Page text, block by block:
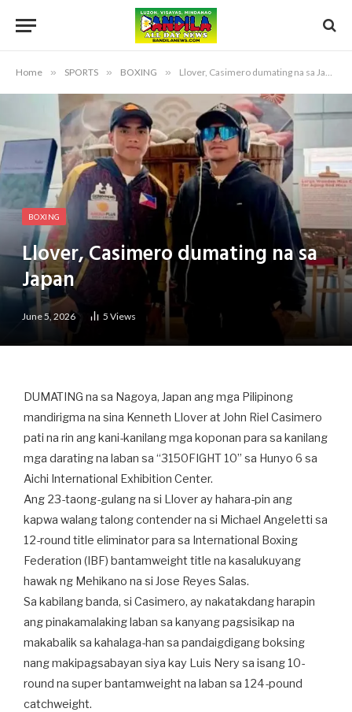
Home » SPORTS » BOXING » Llover, Casimero dumating na sa Japan
BOXING
Llover, Casimero dumating na sa
Japan
June 5, 2026 5 Views
DUMATING na sa Nagoya, Japan ang mga Pilipinong
mandirigma na sina Kenneth Llover at John Riel Casimero
pati na rin ang kani-kanilang mga koponan para sa kanilang
mga darating na laban sa “3150FIGHT 10” sa Hunyo 6 sa
Aichi International Exhibition Center.
Ang 23-taong-gulang na si Llover ay hahara-pin ang
kapwa walang talong contender na si Michael Angeletti sa
12-round title eliminator para sa International Boxing
Federation (IBF) bantamweight title na kasalukuyang
hawak ng Mehikano na si Jose Reyes Salas.
Sa kabilang banda, si Casimero, ay nakatakdang harapin
ang pinakamalaking laban sa kanyang pagsisikap na
makabalik sa kahalaga-han sa pandaigdigang boksing
nang makipagsabayan siya kay Luis Nery sa isang 10-
round na super bantamweight na laban sa 124-pound
catchweight.